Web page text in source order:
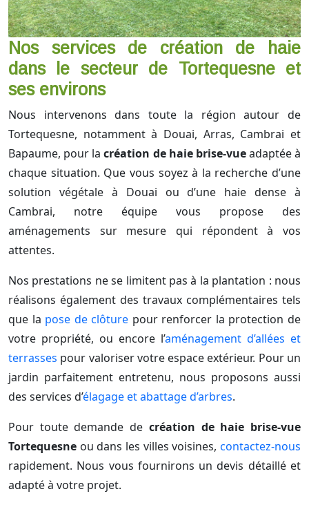
Nos services de création de haie
dans le secteur de Tortequesne et
ses environs
Nous intervenons dans toute la région autour de
Tortequesne, notamment à Douai, Arras, Cambrai et
Bapaume, pour lacréation de haie brise-vueadaptée à
chaque situation. Que vous soyez à la recherche d’une
solution végétale à Douai ou d’une haie dense à
Cambrai, notre équipe vous propose des
aménagements sur mesure qui répondent à vos
attentes.
Nos prestations ne se limitent pas à la plantation : nous
réalisons également des travaux complémentaires tels
que la pose de clôture pour renforcer la protection de
votre propriété, ou encore l’aménagement d’allées et
terrasses pour valoriser votre espace extérieur. Pour un
jardin parfaitement entretenu, nous proposons aussi
des services d’élagage et abattage d’arbres.
Pour toute demande de création de haie brise-vue
Tortequesne ou dans les villes voisines, contactez-nous
rapidement. Nous vous fournirons un devis détaillé et
adapté à votre projet.